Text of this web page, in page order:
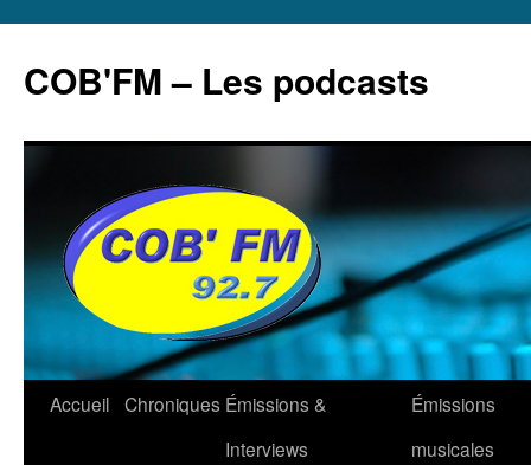
contenu
COB'FM – Les podcasts
Accueil Chroniques Émissions &
Interviews
Émissions
musicales